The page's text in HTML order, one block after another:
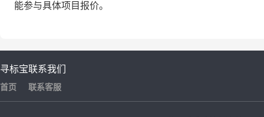
能参与具体项目报价。
寻标宝
首页
联系我们
联系客服